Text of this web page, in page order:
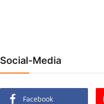
Social-Media
Facebook